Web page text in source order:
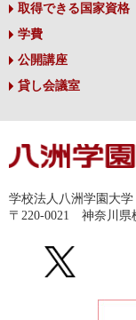
取得できる国家資格
学費
公開講座
貸し会議室
学校法人八洲学園大
〒220-0021 神奈川県